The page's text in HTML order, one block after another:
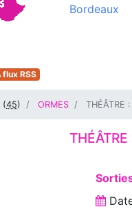
Bordeaux
flux RSS
(45) ORMES THÉÂTRE